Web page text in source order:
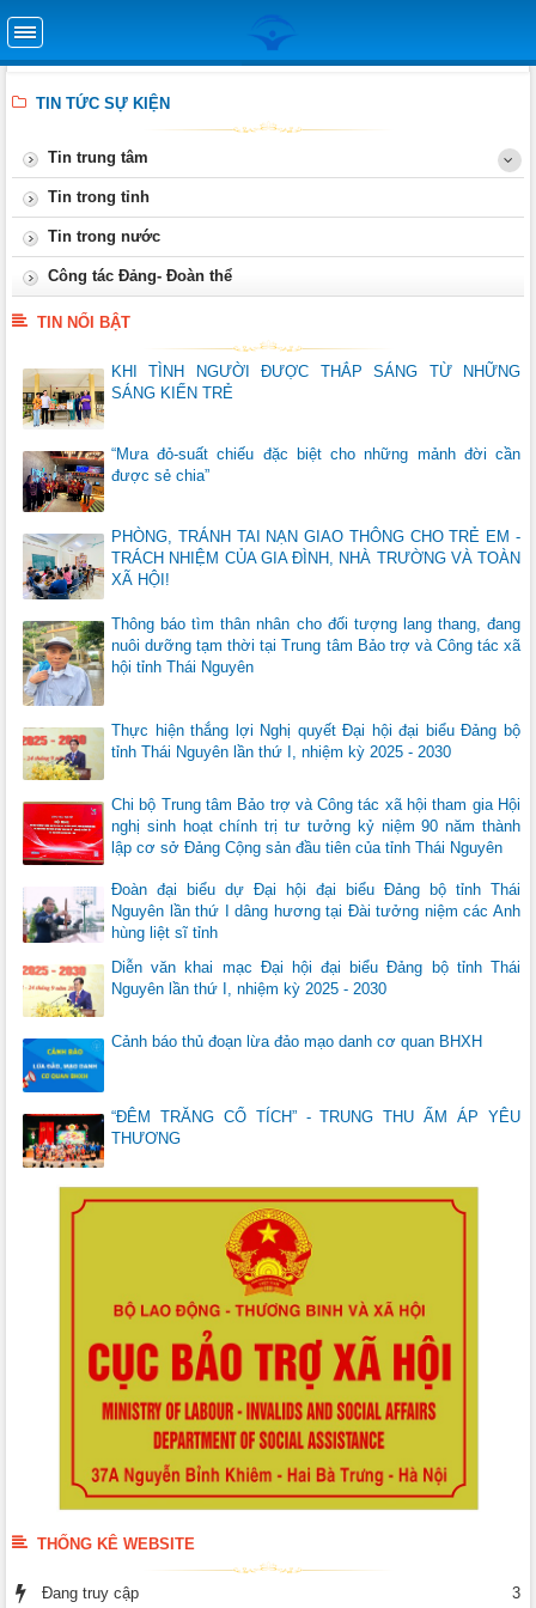
TIN TỨC SỰ KIỆN
Tin trung tâm
Tin trong tỉnh
Tin trong nước
Công tác Đảng- Đoàn thể
TIN NỔI BẬT
KHI TÌNH NGƯỜI ĐƯỢC THẮP SÁNG TỪ NHỮNG
SÁNG KIẾN TRẺ
“Mưa đỏ-suất chiếu đặc biệt cho những mảnh đời cần
được sẻ chia”
PHÒNG, TRÁNH TAI NẠN GIAO THÔNG CHO TRẺ EM -
TRÁCH NHIỆM CỦA GIA ĐÌNH, NHÀ TRƯỜNG VÀ TOÀN
XÃ HỘI!
Thông báo tìm thân nhân cho đối tượng lang thang, đang
nuôi dưỡng tạm thời tại Trung tâm Bảo trợ và Công tác xã
hội tỉnh Thái Nguyên
Thực hiện thắng lợi Nghị quyết Đại hội đại biểu Đảng bộ
tỉnh Thái Nguyên lần thứ I, nhiệm kỳ 2025 - 2030
Chi bộ Trung tâm Bảo trợ và Công tác xã hội tham gia Hội
nghị sinh hoạt chính trị tư tưởng kỷ niệm 90 năm thành
lập cơ sở Đảng Cộng sản đầu tiên của tỉnh Thái Nguyên
Đoàn đại biểu dự Đại hội đại biểu Đảng bộ tỉnh Thái
Nguyên lần thứ I dâng hương tại Đài tưởng niệm các Anh
hùng liệt sĩ tỉnh
Diễn văn khai mạc Đại hội đại biểu Đảng bộ tỉnh Thái
Nguyên lần thứ I, nhiệm kỳ 2025 - 2030
Cảnh báo thủ đoạn lừa đảo mạo danh cơ quan BHXH
“ĐÊM TRĂNG CỔ TÍCH” - TRUNG THU ẤM ÁP YÊU
THƯƠNG
THỐNG KÊ WEBSITE
Đang truy cập 3